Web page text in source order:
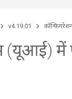
v4.19.01
(यूआई) में